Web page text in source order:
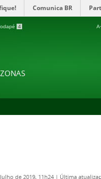
Comunica BR
4
de 2019, 11h24 | Última